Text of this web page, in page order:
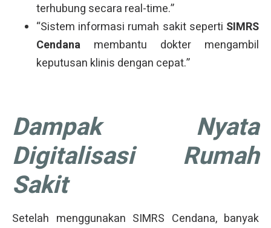
terhubung secara real-time.”
“Sistem informasi rumah sakit seperti SIMRS
Cendana membantu dokter mengambil
keputusan klinis dengan cepat.”
Dampak Nyata
Digitalisasi Rumah
Sakit
Setelah menggunakan SIMRS Cendana, banyak